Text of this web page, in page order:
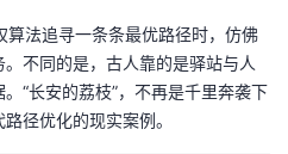
法追寻一条条最优路径时，仿佛
不同的是，古人靠的是驿站与人
“长安的荔枝”，不再是千里奔袭下
径优化的现实案例。